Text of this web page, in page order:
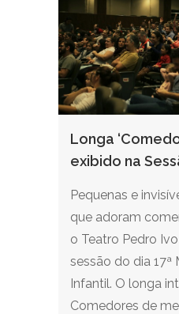
Longa
exibido na
Pequenas e
que adoram
o Teatro Pedro
sessão do dia 17ª
Infantil. O longa
Comedores de